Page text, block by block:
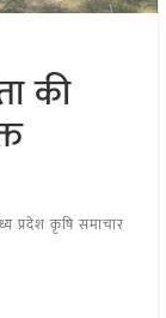
की
प्रदेश कृषि समाचार